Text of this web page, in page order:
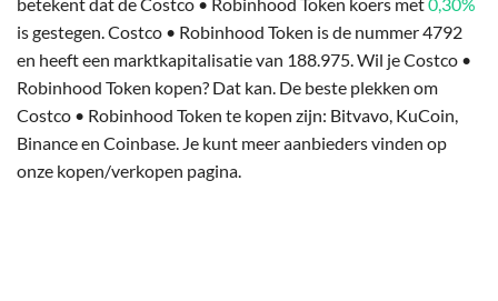
is gestegen. Costco • Robinhood Token is de nummer 4792
en heeft een marktkapitalisatie van 188.975. Wil je Costco •
Robinhood Token kopen? Dat kan. De beste plekken om
Costco • Robinhood Token te kopen zijn: Bitvavo, KuCoin,
Binance en Coinbase. Je kunt meer aanbieders vinden op
onze kopen/verkopen pagina.